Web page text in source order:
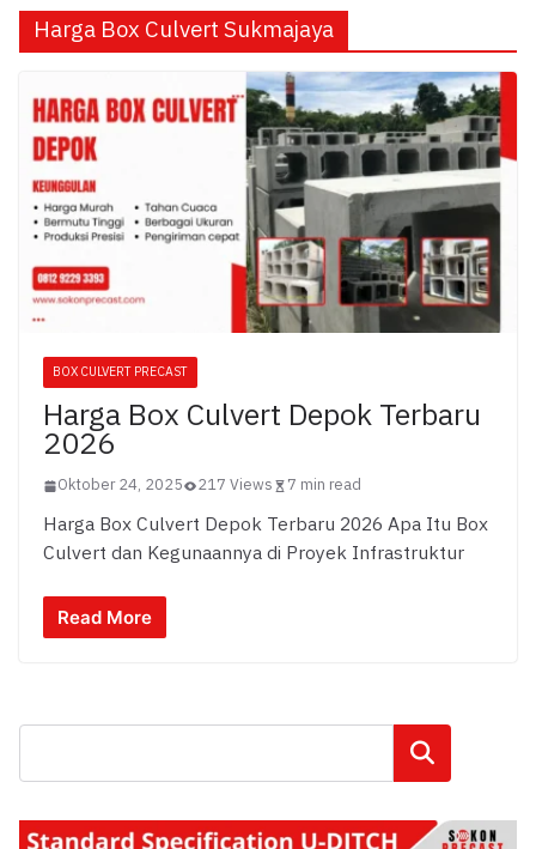
Harga Box Culvert Sukmajaya
BOX CULVERT PRECAST
Harga Box Culvert Depok Terbaru
2026
Oktober 24, 2025 217 Views 7 min read
Harga Box Culvert Depok Terbaru 2026 Apa Itu Box
Culvert dan Kegunaannya di Proyek Infrastruktur
Read More
Cari